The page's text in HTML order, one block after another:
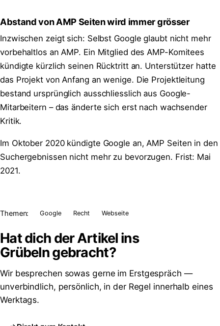
Abstand von AMP Seiten wird immer grösser
Inzwischen zeigt sich: Selbst Google glaubt nicht mehr
vorbehaltlos an AMP. Ein Mitglied des AMP-Komitees
kündigte kürzlich seinen Rücktritt an. Unterstützer hatte
das Projekt von Anfang an wenige. Die Projektleitung
bestand ursprünglich ausschliesslich aus Google-
Mitarbeitern – das änderte sich erst nach wachsender
Kritik.
Im Oktober 2020 kündigte Google an, AMP Seiten in den
Suchergebnissen nicht mehr zu bevorzugen. Frist: Mai
2021.
Themen: Google Recht Webseite
Hat dich der Artikel ins
Grübelngebracht?
Wir besprechen sowas gerne im Erstgespräch —
unverbindlich, persönlich, in der Regel innerhalb eines
Werktags.